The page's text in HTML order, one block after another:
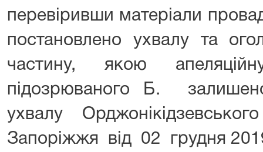
перевіривши матеріали
постановлено ухвалу та
частину, якою
підозрюваного Б.
ухвалу
Запоріжжя від 02 грудня